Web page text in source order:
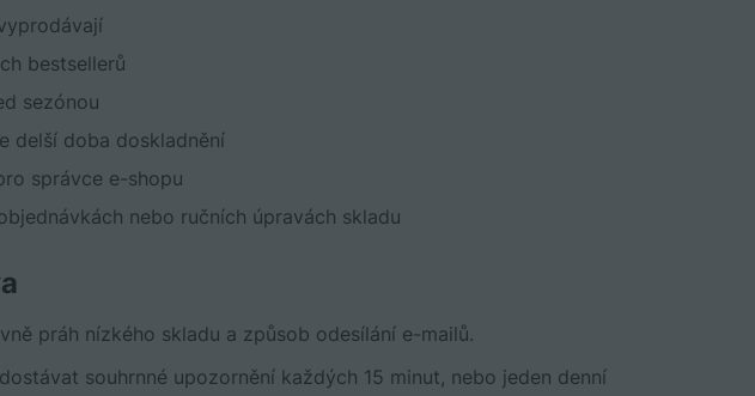
bestsellerů
sezónou
delší doba doskladnění
správce e-shopu
nebo ručních úpravách skladu
práh nízkého skladu a způsob odesílání e-mailů.
souhrnné upozornění každých 15 minut, nebo jeden denní